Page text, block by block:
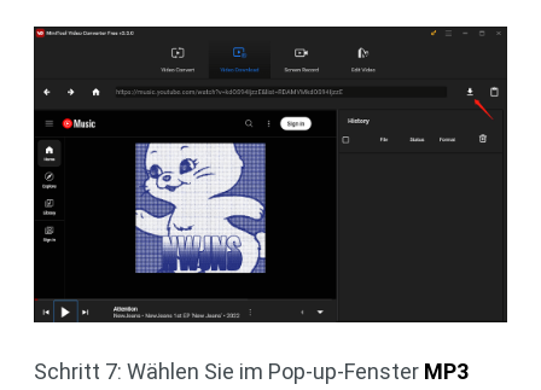
Schritt 7: Wählen Sie im Pop-up-Fenster MP3